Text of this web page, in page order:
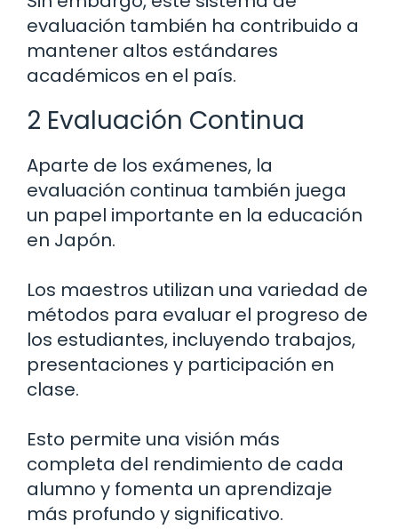
evaluación también ha contribuido a
mantener altos estándares
académicos en el país.
2 Evaluación Continua
Aparte de los exámenes, la
evaluación continua también juega
un papel importante en la educación
en Japón.
Los maestros utilizan una variedad de
métodos para evaluar el progreso de
los estudiantes, incluyendo trabajos,
presentaciones y participación en
clase.
Esto permite una visión más
completa del rendimiento de cada
alumno y fomenta un aprendizaje
más profundo y significativo.